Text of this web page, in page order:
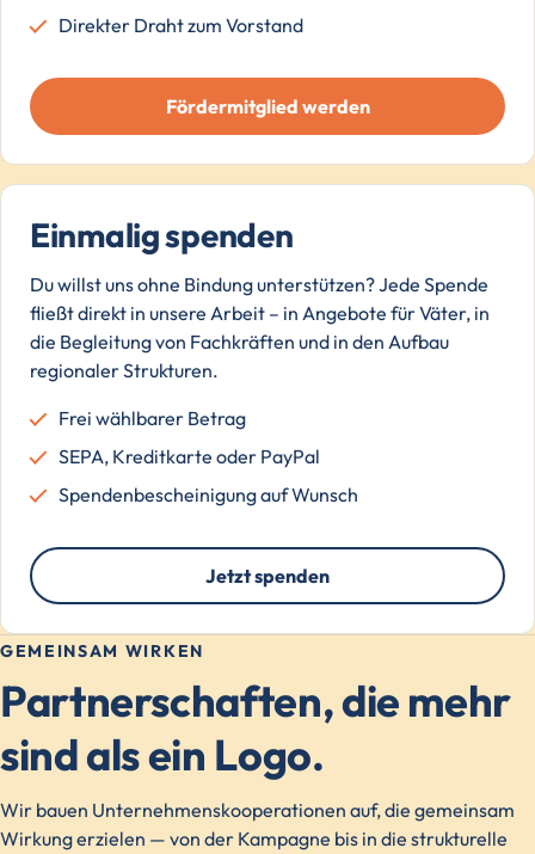
Direkter Draht zum Vorstand
Fördermitglied werden
Einmalig spenden
Du willst uns ohne Bindung unterstützen? Jede Spende
fließt direkt in unsere Arbeit – in Angebote für Väter, in
die Begleitung von Fachkräften und in den Aufbau
regionaler Strukturen.
Frei wählbarer Betrag
SEPA, Kreditkarte oder PayPal
Spendenbescheinigung auf Wunsch
Jetzt spenden
GEMEINSAM WIRKEN
Partnerschaften, die mehr
sind als ein Logo.
Wir bauen Unternehmenskooperationen auf, die gemeinsam
Wirkung erzielen — von der Kampagne bis in die strukturelle